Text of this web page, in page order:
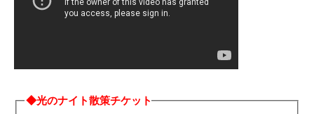
◆光のナイト散策チケット